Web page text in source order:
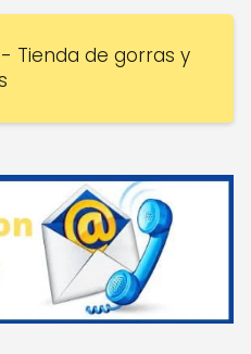
Tienda de gorras y